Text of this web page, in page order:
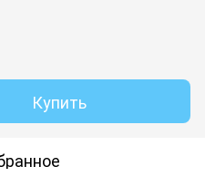
Купить